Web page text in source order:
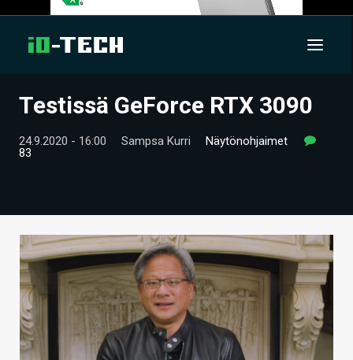
UUTISET
ARTIKKELIT
TECHBBS
TIETOA
HINTA.FI
KAUPPA
VAIHDA TEEMA
Testissä GeForce RTX 3090
24.9.2020 - 16:00 Sampsa Kurri
Näytönohjaimet
83